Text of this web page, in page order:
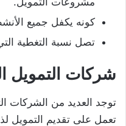
كونه يكفل جميع
تصل نسبة التغطية التي
شركات التمويل
توجد العديد من الشركات
تعمل على تقديم التمويل